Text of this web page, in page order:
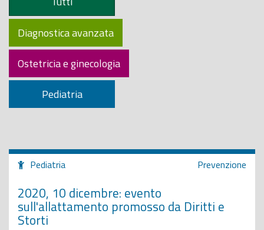
Diagnostica avanzata
Ostetricia e ginecologia
Pediatria
Pediatria Prevenzione
2020, 10 dicembre: evento
sull'allattamento promosso da Diritti e
Storti